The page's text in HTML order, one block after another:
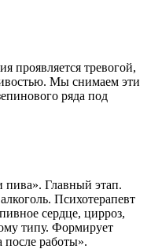
проявляется тревогой,
Мы снимаем эти
ряда под
пива». Главный этап.
Психотерапевт
сердце, цирроз,
типу. Формирует
после работы».